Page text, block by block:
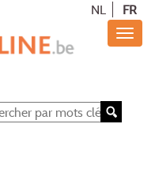
NL FR